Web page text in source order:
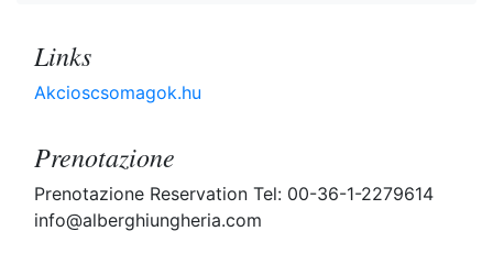
Links
Akcioscsomagok.hu
Prenotazione
Prenotazione Reservation Tel: 00-36-1-2279614
info@alberghiungheria.com